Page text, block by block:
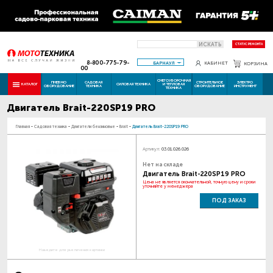
ИСКАТЬ СТАТУС РЕМОНТА
8-800-775-79-
00
БАРНАУЛ КАБИНЕТ КОРЗИНА
КАТАЛОГ ПНЕВМО
ОБОРУДОВАНИЕ
САДОВАЯ
ТЕХНИКА СИЛОВАЯ ТЕХНИКА
СНЕГОУБОРОЧНАЯ
И ТЕПЛОВАЯ
ТЕХНИКА
СТРОИТЕЛЬНОЕ
ОБОРУДОВАНИЕ
ЭЛЕКТРО
ИНСТРУМЕНТ
Двигатель Brait-220SP19 PRO
Главная - Садовая техника - Двигатели бензиновые - Brait - Двигатель Brait-220SP19 PRO
Наведите для увеличения картинки
Артикул: 03.01.026.026
Нет на складе
Двигатель Brait-220SP19 PRO
Цена не является окончательной, точную цену и сроки
уточняйте у менеджера
ПОД ЗАКАЗ